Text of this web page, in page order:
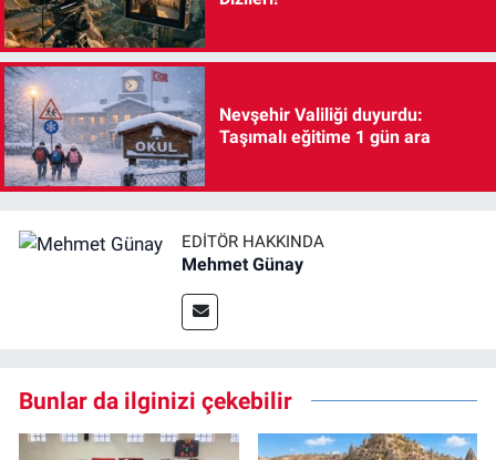
Nevşehir Valiliği duyurdu:
Taşımalı eğitime 1 gün ara
EDITÖR HAKKINDA
Mehmet Günay
Bunlar da ilginizi çekebilir